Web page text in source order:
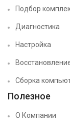
Подбор
Диагностика
Настройка
Сборка
Полезное
О Компании